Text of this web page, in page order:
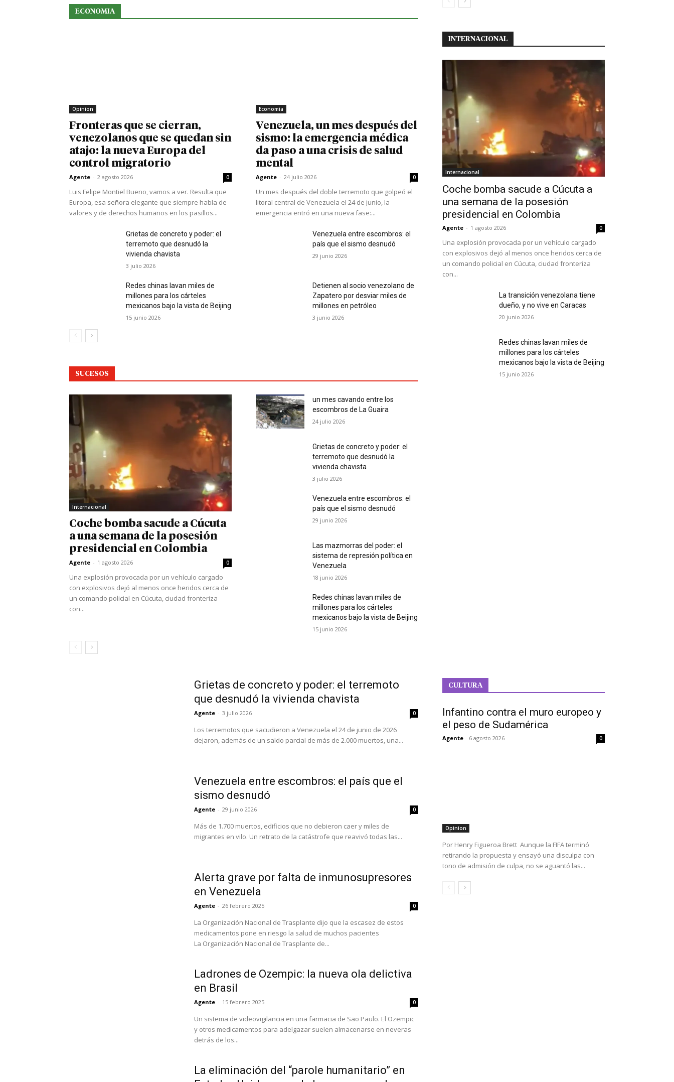
ECONOMIA
Opinion
Fronteras que se cierran,
venezolanos que se quedan sin
atajo: la nueva Europa del
control migratorio
Agente - 2 agosto 2026 0
Luis Felipe Montiel Bueno, vamos a ver. Resulta que
Europa, esa señora elegante que siempre habla de
valores y de derechos humanos en los pasillos...
Economia
Venezuela, un mes después del
sismo: la emergencia médica
da paso a una crisis de salud
mental
Agente - 24 julio 2026 0
Un mes después del doble terremoto que golpeó el
litoral central de Venezuela el 24 de junio, la
emergencia entró en una nueva fase:...
Grietas de concreto y poder: el
terremoto que desnudó la
vivienda chavista
3 julio 2026
Venezuela entre escombros: el
país que el sismo desnudó
29 junio 2026
Redes chinas lavan miles de
millones para los cárteles
mexicanos bajo la vista de Beijing
15 junio 2026
Detienen al socio venezolano de
Zapatero por desviar miles de
millones en petróleo
3 junio 2026
SUCESOS
Internacional
Coche bomba sacude a Cúcuta
a una semana de la posesión
presidencial en Colombia
Agente - 1 agosto 2026 0
Una explosión provocada por un vehículo cargado
con explosivos dejó al menos once heridos cerca de
un comando policial en Cúcuta, ciudad fronteriza
con...
un mes cavando entre los
escombros de La Guaira
24 julio 2026
Grietas de concreto y poder: el
terremoto que desnudó la
vivienda chavista
3 julio 2026
Venezuela entre escombros: el
país que el sismo desnudó
29 junio 2026
Las mazmorras del poder: el
sistema de represión política en
Venezuela
18 junio 2026
Redes chinas lavan miles de
millones para los cárteles
mexicanos bajo la vista de Beijing
15 junio 2026
INTERNACIONAL
Internacional
Coche bomba sacude a Cúcuta a
una semana de la posesión
presidencial en Colombia
Agente - 1 agosto 2026 0
Una explosión provocada por un vehículo cargado
con explosivos dejó al menos once heridos cerca de
un comando policial en Cúcuta, ciudad fronteriza
con...
La transición venezolana tiene
dueño, y no vive en Caracas
20 junio 2026
Redes chinas lavan miles de
millones para los cárteles
mexicanos bajo la vista de Beijing
15 junio 2026
Grietas de concreto y poder: el terremoto
que desnudó la vivienda chavista
Agente - 3 julio 2026 0
Los terremotos que sacudieron a Venezuela el 24 de junio de 2026
dejaron, además de un saldo parcial de más de 2.000 muertos, una...
Venezuela entre escombros: el país que el
sismo desnudó
Agente - 29 junio 2026 0
Más de 1.700 muertos, edificios que no debieron caer y miles de
migrantes en vilo. Un retrato de la catástrofe que reavivó todas las...
Alerta grave por falta de inmunosupresores
en Venezuela
Agente - 26 febrero 2025 0
La Organización Nacional de Trasplante dijo que la escasez de estos
medicamentos pone en riesgo la salud de muchos pacientes
La Organización Nacional de Trasplante de...
Ladrones de Ozempic: la nueva ola delictiva
en Brasil
Agente - 15 febrero 2025 0
Un sistema de videovigilancia en una farmacia de São Paulo. El Ozempic
y otros medicamentos para adelgazar suelen almacenarse en neveras
detrás de los...
La eliminación del “parole humanitario” en
CULTURA
Infantino contra el muro europeo y
el peso de Sudamérica
Agente - 6 agosto 2026 0
Opinion
Por Henry Figueroa Brett Aunque la FIFA terminó
retirando la propuesta y ensayó una disculpa con
tono de admisión de culpa, no se aguantó las...